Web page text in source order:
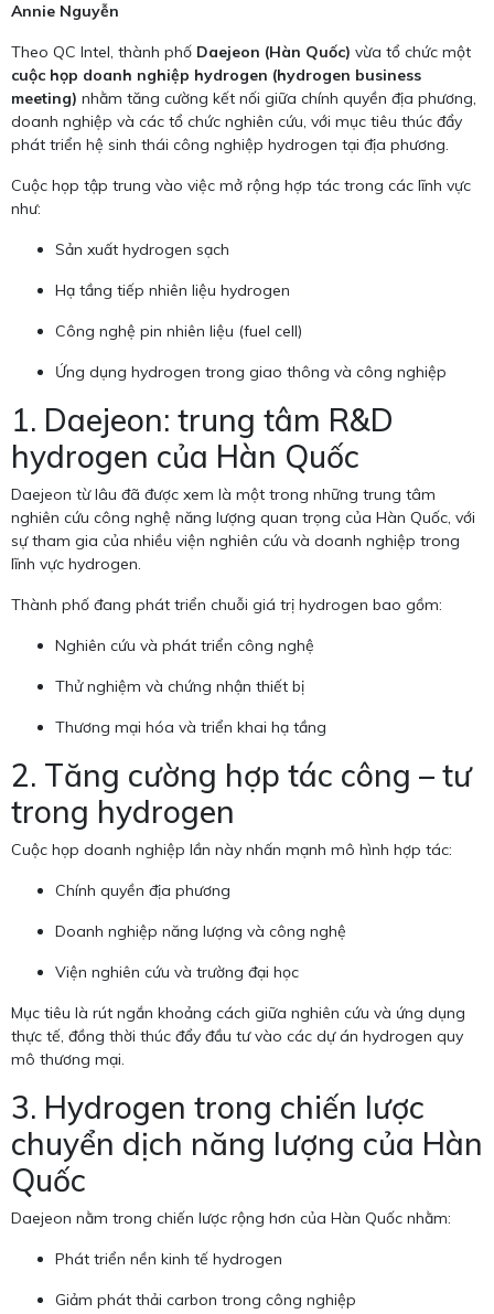
Annie Nguyễn
Theo QC Intel, thành phố Daejeon (Hàn Quốc) vừa tổ chức một
cuộc họp doanh nghiệp hydrogen (hydrogen business
meeting) nhằm tăng cường kết nối giữa chính quyền địa phương,
doanh nghiệp và các tổ chức nghiên cứu, với mục tiêu thúc đẩy
phát triển hệ sinh thái công nghiệp hydrogen tại địa phương.
Cuộc họp tập trung vào việc mở rộng hợp tác trong các lĩnh vực
như:
Sản xuất hydrogen sạch
Hạ tầng tiếp nhiên liệu hydrogen
Công nghệ pin nhiên liệu (fuel cell)
Ứng dụng hydrogen trong giao thông và công nghiệp
1. Daejeon: trung tâm R&D
hydrogen của Hàn Quốc
Daejeon từ lâu đã được xem là một trong những trung tâm
nghiên cứu công nghệ năng lượng quan trọng của Hàn Quốc, với
sự tham gia của nhiều viện nghiên cứu và doanh nghiệp trong
lĩnh vực hydrogen.
Thành phố đang phát triển chuỗi giá trị hydrogen bao gồm:
Nghiên cứu và phát triển công nghệ
Thử nghiệm và chứng nhận thiết bị
Thương mại hóa và triển khai hạ tầng
2. Tăng cường hợp tác công – tư
trong hydrogen
Cuộc họp doanh nghiệp lần này nhấn mạnh mô hình hợp tác:
Chính quyền địa phương
Doanh nghiệp năng lượng và công nghệ
Viện nghiên cứu và trường đại học
Mục tiêu là rút ngắn khoảng cách giữa nghiên cứu và ứng dụng
thực tế, đồng thời thúc đẩy đầu tư vào các dự án hydrogen quy
mô thương mại.
3. Hydrogen trong chiến lược
chuyển dịch năng lượng của Hàn
Quốc
Daejeon nằm trong chiến lược rộng hơn của Hàn Quốc nhằm:
Phát triển nền kinh tế hydrogen
Giảm phát thải carbon trong công nghiệp